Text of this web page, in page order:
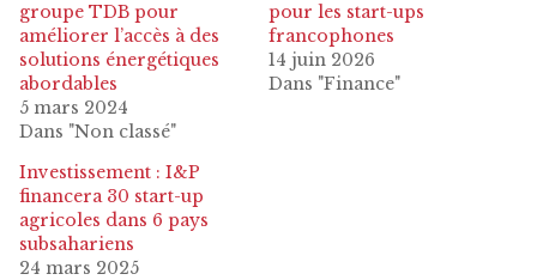
groupe TDB pour
améliorer l’accès à des
solutions énergétiques
abordables
5 mars 2024
Dans "Non classé"
pour les start-ups
francophones
14 juin 2026
Dans "Finance"
Investissement : I&P
financera 30 start-up
agricoles dans 6 pays
subsahariens
24 mars 2025